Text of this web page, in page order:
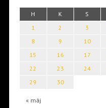
H K S
« máj
1 2 3
8
9 10
15
16 17
22
23 24
29
30